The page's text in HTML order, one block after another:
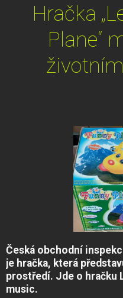
Hračka
Plane“
Česká obchodní
je hračka, která
prostředí. Jde o hračku
music.